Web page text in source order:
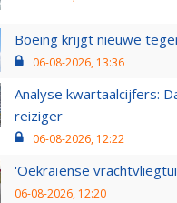
Boeing krijgt nieuwe
06-08-2026, 13:36
Analyse kwartaalcijfers:
reiziger
06-08-2026, 12:22
'Oekraïense
06-08-2026, 12:20